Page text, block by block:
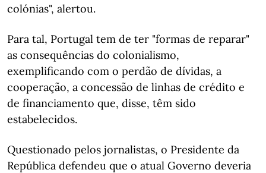
colónias", alertou.
Para tal, Portugal tem de ter "formas de reparar"
as consequências do colonialismo,
exemplificando com o perdão de dívidas, a
cooperação, a concessão de linhas de crédito e
de financiamento que, disse, têm sido
estabelecidos.
Questionado pelos jornalistas, o Presidente da
República defendeu que o atual Governo deveria